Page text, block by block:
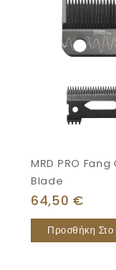
MRD PRO
Blade
64,50 €
Προσθήκη Στο